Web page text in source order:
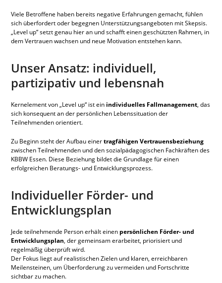
Viele Betroffene haben bereits negative Erfahrungen gemacht, fühlen
sich überfordert oder begegnen Unterstützungsangeboten mit Skepsis.
„Level up“ setzt genau hier an und schafft einen geschützten Rahmen, in
dem Vertrauen wachsen und neue Motivation entstehen kann.
Unser Ansatz: individuell,
partizipativ und lebensnah
Kernelement von „Level up“ ist ein individuelles Fallmanagement, das
sich konsequent an der persönlichen Lebenssituation der
Teilnehmenden orientiert.
Zu Beginn steht der Aufbau einertragfähigen Vertrauensbeziehung
zwischen Teilnehmenden und den sozialpädagogischen Fachkräften des
KBBW Essen. Diese Beziehung bildet die Grundlage für einen
erfolgreichen Beratungs- und Entwicklungsprozess.
Individueller Förder- und
Entwicklungsplan
Jede teilnehmende Person erhält einen persönlichen Förder- und
Entwicklungsplan, der gemeinsam erarbeitet, priorisiert und
regelmäßig überprüft wird.
Der Fokus liegt auf realistischen Zielen und klaren, erreichbaren
Meilensteinen, um Überforderung zu vermeiden und Fortschritte
sichtbar zu machen.